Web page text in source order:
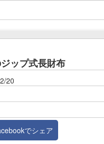
ップ式長財布
20
でシェア